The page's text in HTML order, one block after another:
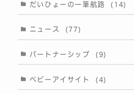
だいひょーの一筆航路 (14)
ニュース (77)
パートナーシップ (9)
ベビーアイサイト (4)